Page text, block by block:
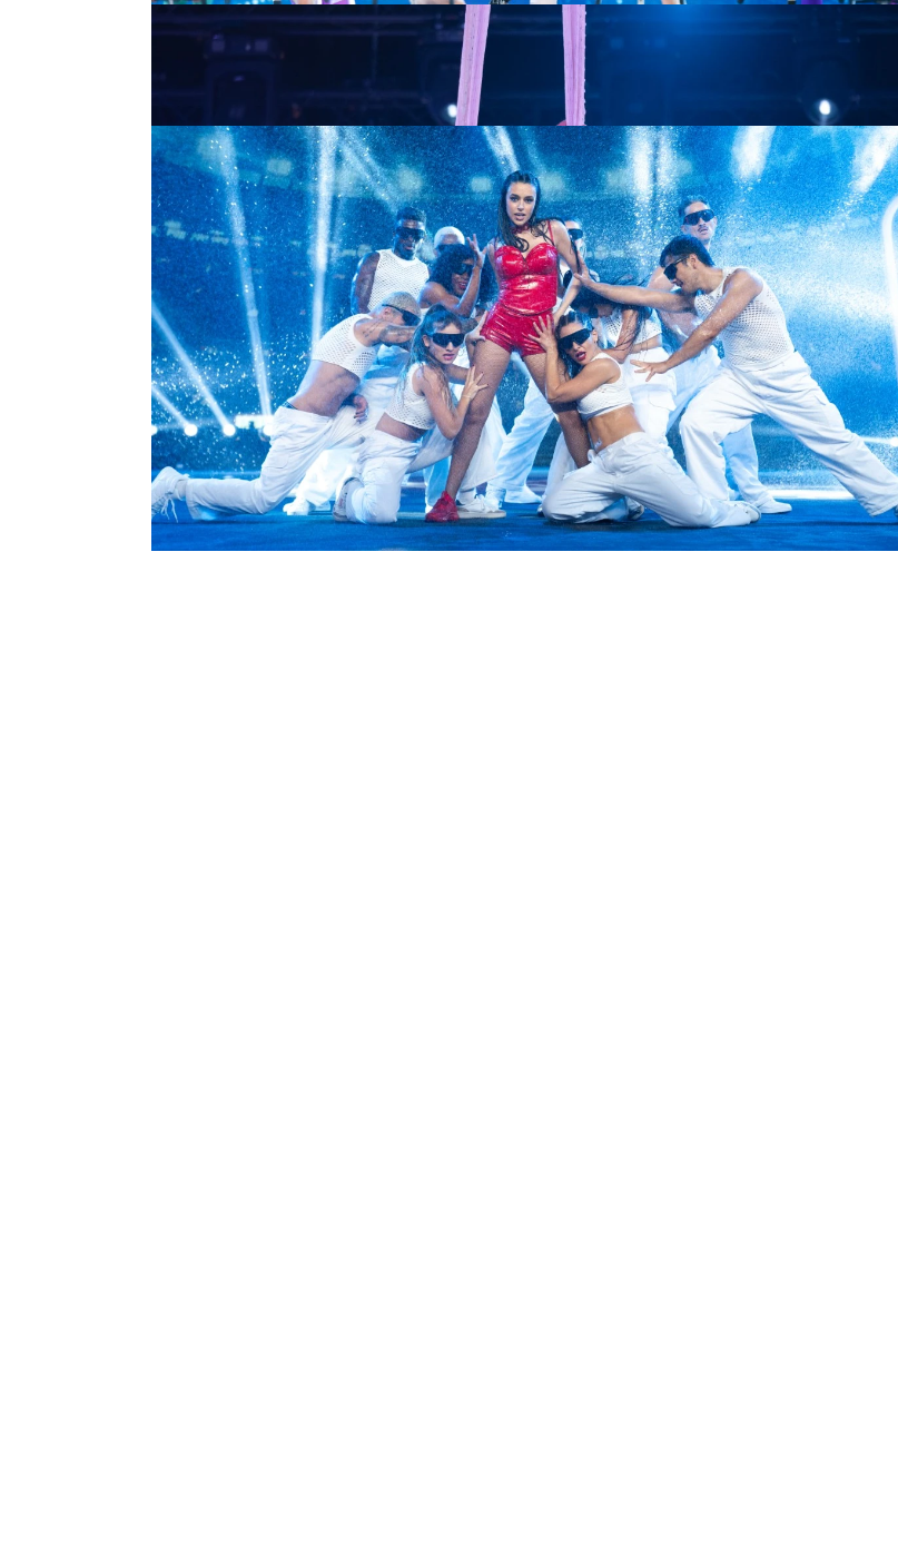
La concursante ha subido el listón en la primera semifinal y
protagonizó un número digno de la Super Bowl convertida en
Rihanna.
La puntería le hace sufrir en la segunda semifinaly está a
punto de abandonar el programa. Finalmente, el consejo de
Roberto Leal le hace entrar en razón a la concursante a las
puertas de la gran final.
Marta Díaz se convierte en la cuarta clasificada para la gran
final de la cuarta temporada y acumula 169 puntos en el
ranking general. ¿Será capaz de dar la vuelta a la puntuación la
influencer?
Marta Díaz ED 2024